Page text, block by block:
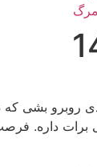
روبرو بشی
برات داره.